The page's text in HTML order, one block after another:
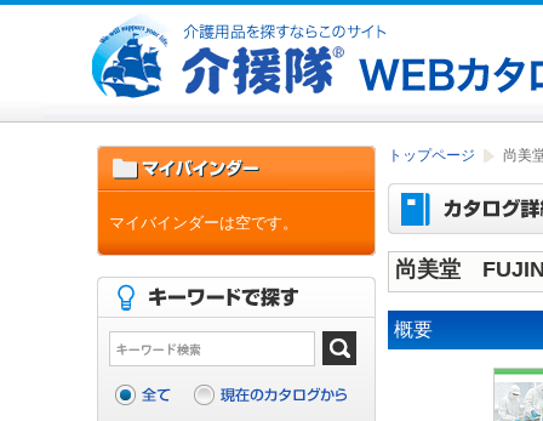
トップページ 尚美
尚美堂
概要
マイバインダーは空です。